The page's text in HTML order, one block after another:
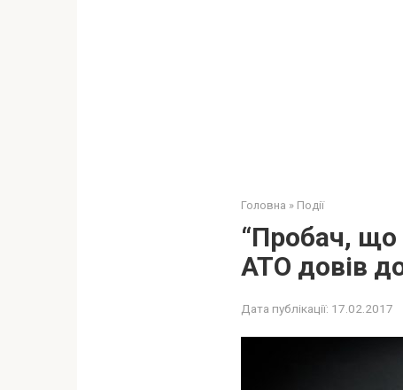
Головна » Події
“Пробач, що
АТО довів
Дата публікації: 17.02.2017